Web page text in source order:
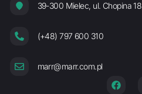
39-300 Mielec, ul. Chopina 18
(+48) 797 600 310
marr@marr.com.pl